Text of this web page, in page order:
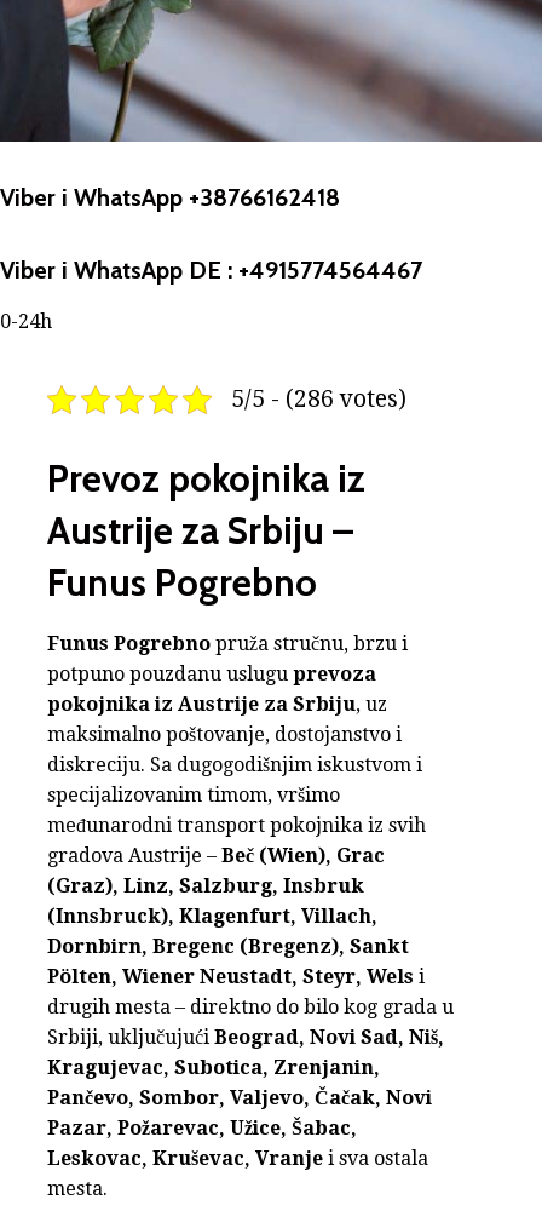
Viber i WhatsApp +38766162418
Viber i WhatsApp DE : +4915774564467
0-24h
5/5 - (286 votes)
Prevoz pokojnika iz
Austrije za Srbiju –
Funus Pogrebno
Funus Pogrebno pruža stručnu, brzu i
potpuno pouzdanu uslugu prevoza
pokojnika iz Austrije za Srbiju, uz
maksimalno poštovanje, dostojanstvo i
diskreciju. Sa dugogodišnjim iskustvom i
specijalizovanim timom, vršimo
međunarodni transport pokojnika iz svih
gradova Austrije – Beč (Wien), Grac
(Graz), Linz, Salzburg, Insbruk
(Innsbruck), Klagenfurt, Villach,
Dornbirn, Bregenc (Bregenz), Sankt
Pölten, Wiener Neustadt, Steyr, Wels i
drugih mesta – direktno do bilo kog grada u
Srbiji, uključujući Beograd, Novi Sad, Niš,
Kragujevac, Subotica, Zrenjanin,
Pančevo, Sombor, Valjevo, Čačak, Novi
Pazar, Požarevac, Užice, Šabac,
Leskovac, Kruševac, Vranje i sva ostala
mesta.